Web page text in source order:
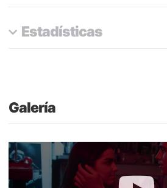
Estadísticas
Galería